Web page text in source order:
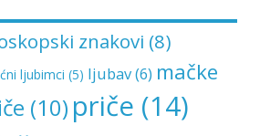
znakovi (8)
ljubimci (5) ljubav(6) mačke
(10) priče (14)